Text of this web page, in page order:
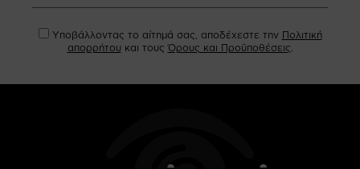
Υποβάλλοντας το αίτημά σας, αποδέχεστε την Πολιτική
απορρήτου και τουςΌρους και Προϋποθέσεις